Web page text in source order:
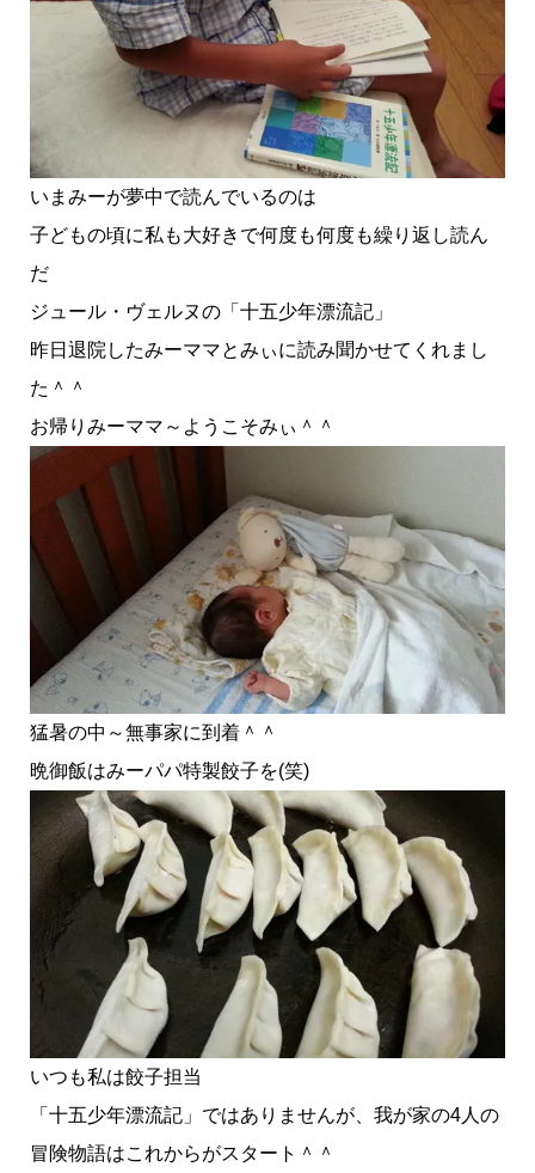
いまみーが夢中で読んでいるのは
子どもの頃に私も大好きで何度も何度も繰り返し読ん
だ
ジュール・ヴェルヌの「十五少年漂流記」
昨日退院したみーママとみぃに読み聞かせてくれまし
た＾＾
お帰りみーママ～ようこそみぃ＾＾
猛暑の中～無事家に到着＾＾
晩御飯はみーパパ特製餃子を(笑)
いつも私は餃子担当
「十五少年漂流記」ではありませんが、我が家の4人の
冒険物語はこれからがスタート＾＾